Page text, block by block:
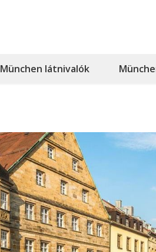
München látnivalók